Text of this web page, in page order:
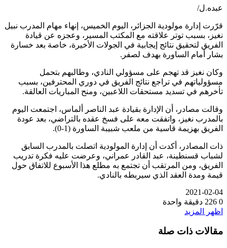
عبده.ل/
قرّرت إدارة مولودية الجزائر، اليوم الخميس، إنهاء مهام المدرب نبيل
نغيز، بسبب توتر علاقته مع المكتب المسير، وعجزه عن قيادة
الفريق لتحقيق نتائج إيجابية في الجولات الأخيرة، خاصة بعد خسارة
بشار أمام الساورة بهدف لصفر.
وكان نغيز قد تهجم على مسؤولي النادي، وطالبهم بتحمل
مسؤولياتهم في تراجع نتائج الفريق في دوري المحترفين، بسبب
تأخرهم في تسديد مستحقات اللاعبين، ومنح المباريات العالقة.
وقالت مصادر، أن الإدارة بقيادة عبد الناصر ألماس، اجتمعت اليوم
بالمدرب نغيز، واتفقت معه على فسخ عقده بالتراضي، بعد عودة
الفريق بهزيمة قاسية من ملعب شبيبة الساورة (1-0).
ذات المصادر، أكدت أن إدارة المولودية اتصلت بالمدرب السابق
لشباب قسنطينة، عبد القادر عمراني، وعرضت عليه فكرة تدريب
الفريق، ومن المرتقب أن تجتمع به مطلع هذا الأسبوع للاتفاق حول
قيمة ومدة العقد الذي سيربطه بالنادي.
2021-02-04
0
دقيقة واحدة
اظهر المزيد
مقالات ذات صلة